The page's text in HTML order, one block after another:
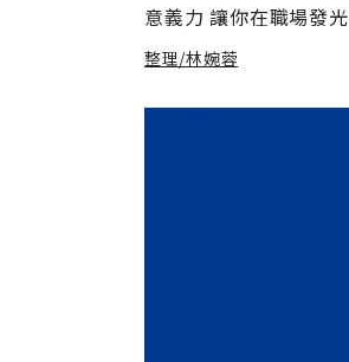
意義力 讓你在職場發光
整理/林婉蓉